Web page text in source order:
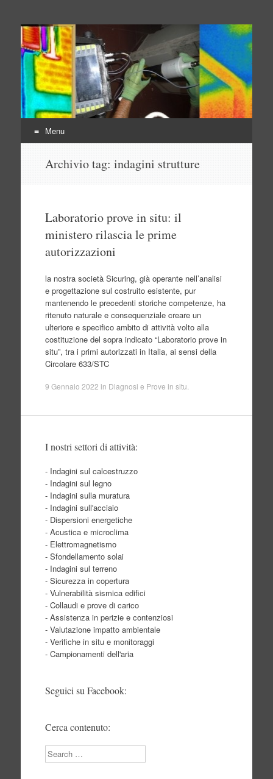
Indagini non distruttive
Indagini Ingegneria e Sicurezza
Menu
Archivio tag: indagini strutture
Laboratorio prove in situ: il
ministero rilascia le prime
autorizzazioni
la nostra società Sicuring, già operante nell’analisi
e progettazione sul costruito esistente, pur
mantenendo le precedenti storiche competenze, ha
ritenuto naturale e consequenziale creare un
ulteriore e specifico ambito di attività volto alla
costituzione del sopra indicato “Laboratorio prove in
situ”, tra i primi autorizzati in Italia, ai sensi della
Circolare 633/STC
9 Gennaio 2022 in Diagnosi e Prove in situ
I nostri settori di attività:
- Indagini sul calcestruzzo
- Indagini sul legno
- Indagini sulla muratura
- Indagini sull'acciaio
- Dispersioni energetiche
- Acustica e microclima
- Elettromagnetismo
- Sfondellamento solai
- Indagini sul terreno
- Sicurezza in copertura
- Vulnerabilità sismica edifici
- Collaudi e prove di carico
- Assistenza in perizie e contenziosi
- Valutazione impatto ambientale
- Verifiche in situ e monitoraggi
- Campionamenti dell'aria
Seguici su Facebook:
Cerca contenuto:
Search